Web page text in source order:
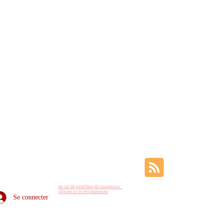
Se connecter
en cas de problème de connexion :
cliquez ici et recommencez